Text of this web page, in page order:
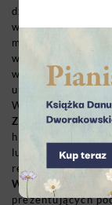
działają
ważne postaci w
materiały
w lokalnej prasie.
w społeczeństwie
uniwersalne
W 2018 roku
Zakochani w
historię powstania
ludzi piszących do
realizował
Wielkopolskiego
prezentujących